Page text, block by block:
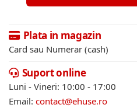
Plata in magazin
Card sau Numerar (cash)
Suport online
Luni - Vineri: 10:00 - 17:00
Email: contact@ehuse.ro